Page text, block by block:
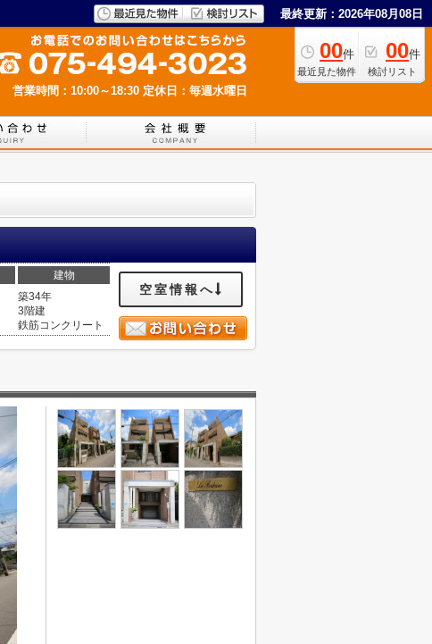
最終更新：2026年08月08日
00件
最近見た物件
00件
検討リスト
営業時間：10:00～18:30 定休日：毎週水曜日
建物
築34年
3階建
鉄筋コンクリート
空室情報へ